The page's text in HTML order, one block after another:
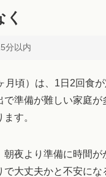
分以内
月頃）は、1日2回食
で準備が難しい家庭
す。
朝夜より準備に時間
で大丈夫かと不安に